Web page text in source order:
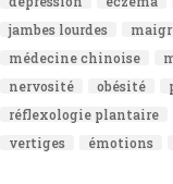
jambes lourdes
médecine chinoise
nervosité
obésité
réflexologie plantaire
vertiges
émotions